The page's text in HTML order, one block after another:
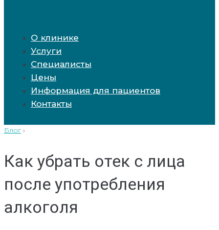
О клинике
Услуги
Специалисты
Цены
Информация для пациентов
Контакты
Блог ›
Как убрать отек с лица
после употребления
алкоголя